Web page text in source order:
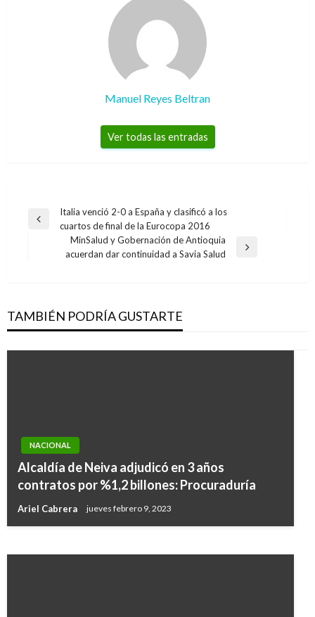
Manuel Reyes Beltran
Ver todas las entradas
Navegación
entradas
Entrada
Italia venció 2-0 a España y clasificó a los
cuartos de final de la Eurocopa 2016
Entrada
MinSalud y Gobernación de Antioquia
acuerdan dar continuidad a Savia Salud
TAMBIÉN PODRÍA GUSTARTE
NACIONAL
Alcaldía de Neiva adjudicó en 3 años
contratos por %1,2 billones: Procuraduría
Ariel Cabrera jueves febrero 9, 2023
Construirán ruta de empleabilidad para